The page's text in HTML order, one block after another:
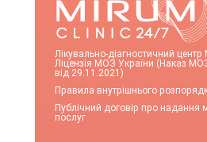
Лікувально-діагностичний центр
Ліцензія МОЗ України (Наказ
від 29.11.2021)
Правила внутрішнього
Публічний договір про надання
послуг